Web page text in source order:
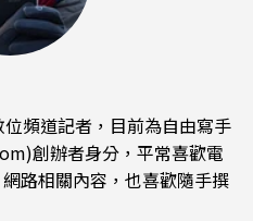
頻道記者，目前為自由寫手
創辦者身分，平常喜歡電
路相關內容，也喜歡隨手撰